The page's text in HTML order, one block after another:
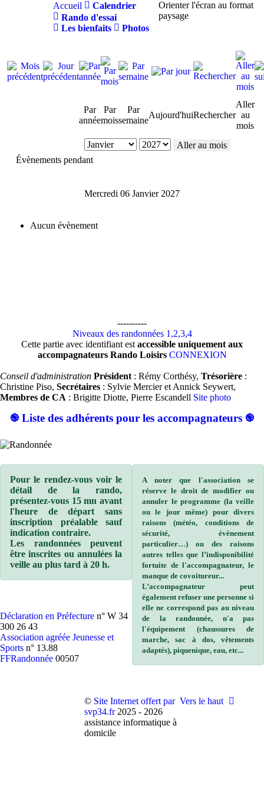
Accueil
Calendrier
Rando d'essai
Les bienfaits
Photos
Orienter l'écran au format
paysage
Par
année
Par
mois
Par
semaine
Aujourd'huiRechercher
Aller
au
mois
Aller au mois
Évènements pendant
Mercredi 06 Janvier 2027
Aucun évènement
----------
Niveaux des randonnées 1,2,3,4
Cette partie avec identifiant est accessible uniquement aux
accompagnateurs Rando Loisirs CONNEXION
Conseil d'administration Président : Rémy Corthésy, Trésorière :
Christine Piso, Secrétaires : Sylvie Mercier et Annick Seywert,
Membres de CA : Brigitte Diotte, Pierre Escandell Site photo
֎ Liste des adhérents pour les accompagnateurs ֎
Pour le rendez-vous voir le
détail de la rando,
présentez-vous 15 mn avant
l'heure de départ sans
inscription préalable sauf
indication contraire.
Les randonnées peuvent
être inscrites ou annulées la
veille au plus tard à 20 h.
Déclaration en Préfecture n° W 34
300 26 43
Association agréée Jeunesse et
Sports n° 13.88
FFRandonnée 00507
A noter que l'association se
réserve le droit de modifier ou
annuler le programme (la veille
ou le jour même) pour divers
raisons (météo, conditions de
sécurité, évènement
particulier…) ou des raisons
autres telles que l’indisponibilité
fortuite de l'accompagnateur, le
manque de covoitureur...
L’accompagnateur peut
également refuser une personne si
elle ne correspond pas au niveau
de la randonnée, n'a pas
l'équipement (chaussures de
marche, sac à dos, vêtements
adaptés), piquenique, eau, etc...
© Site Internet offert par
svp34.fr 2025 - 2026
assistance informatique à
domicile
Vers le haut